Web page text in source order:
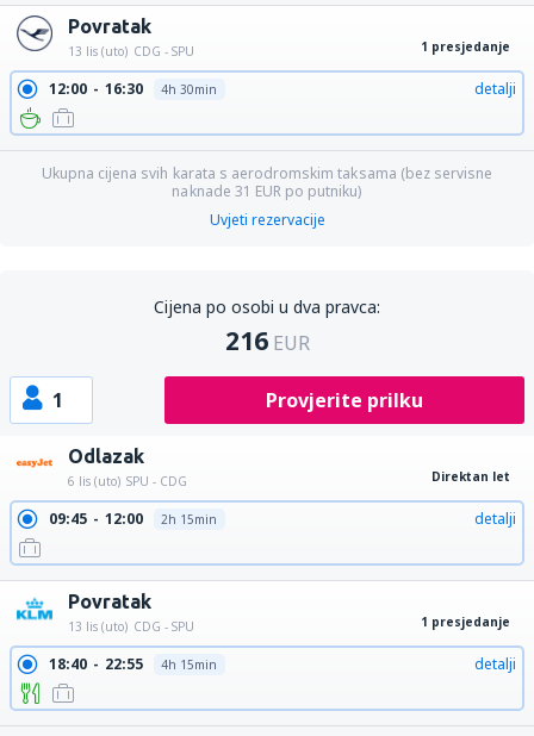
Povratak
13 lis (uto) CDG - SPU 1 presjedanje
12:00 16:30 4h 30min detalji
Ukupna cijena svih karata s aerodromskim taksama (bez servisne
naknade 31 EUR po putniku)
Uvjeti rezervacije
Cijena po osobi u dva pravca:
216 EUR
1 Provjerite prilku
Odlazak
6 lis (uto) SPU - CDG Direktan let
09:45 12:00 2h 15min detalji
Povratak
13 lis (uto) CDG - SPU 1 presjedanje
18:40 22:55 4h 15min detalji